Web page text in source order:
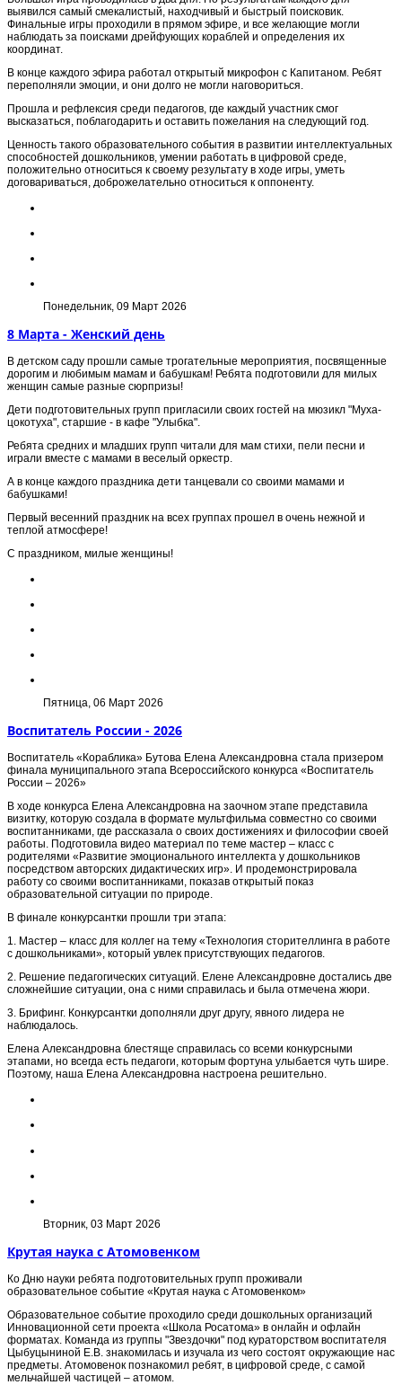
выявился самый смекалистый, находчивый и быстрый поисковик.
Финальные игры проходили в прямом эфире, и все желающие могли
наблюдать за поисками дрейфующих кораблей и определения их
координат.
В конце каждого эфира работал открытый микрофон с Капитаном. Ребят
переполняли эмоции, и они долго не могли наговориться.
Прошла и рефлексия среди педагогов, где каждый участник смог
высказаться, поблагодарить и оставить пожелания на следующий год.
Ценность такого образовательного события в развитии интеллектуальных
способностей дошкольников, умении работать в цифровой среде,
положительно относиться к своему результату в ходе игры, уметь
договариваться, доброжелательно относиться к оппоненту.
Понедельник, 09 Март 2026
8 Марта - Женский день
В детском саду прошли самые трогательные мероприятия, посвященные
дорогим и любимым мамам и бабушкам! Ребята подготовили для милых
женщин самые разные сюрпризы!
Дети подготовительных групп пригласили своих гостей на мюзикл "Муха-
цокотуха", старшие - в кафе "Улыбка".
Ребята средних и младших групп читали для мам стихи, пели песни и
играли вместе с мамами в веселый оркестр.
А в конце каждого праздника дети танцевали со своими мамами и
бабушками!
Первый весенний праздник на всех группах прошел в очень нежной и
теплой атмосфере!
С праздником, милые женщины!
Пятница, 06 Март 2026
Воспитатель России - 2026
Воспитатель «Кораблика» Бутова Елена Александровна стала призером
финала муниципального этапа Всероссийского конкурса «Воспитатель
России – 2026»
В ходе конкурса Елена Александровна на заочном этапе представила
визитку, которую создала в формате мультфильма совместно со своими
воспитанниками, где рассказала о своих достижениях и философии своей
работы. Подготовила видео материал по теме мастер – класс с
родителями «Развитие эмоционального интеллекта у дошкольников
посредством авторских дидактических игр». И продемонстрировала
работу со своими воспитанниками, показав открытый показ
образовательной ситуации по природе.
В финале конкурсантки прошли три этапа:
1. Мастер – класс для коллег на тему «Технология сторителлинга в работе
с дошкольниками», который увлек присутствующих педагогов.
2. Решение педагогических ситуаций. Елене Александровне достались две
сложнейшие ситуации, она с ними справилась и была отмечена жюри.
3. Брифинг. Конкурсантки дополняли друг другу, явного лидера не
наблюдалось.
Елена Александровна блестяще справилась со всеми конкурсными
этапами, но всегда есть педагоги, которым фортуна улыбается чуть шире.
Поэтому, наша Елена Александровна настроена решительно.
Вторник, 03 Март 2026
Крутая наука с Атомовенком
Ко Дню науки ребята подготовительных групп проживали
образовательное событие «Крутая наука с Атомовенком»
Образовательное событие проходило среди дошкольных организаций
Инновационной сети проекта «Школа Росатома» в онлайн и офлайн
форматах. Команда из группы "Звездочки" под кураторством воспитателя
Цыбуцыниной Е.В. знакомилась и изучала из чего состоят окружающие нас
предметы. Атомовенок познакомил ребят, в цифровой среде, с самой
мельчайшей частицей – атомом.